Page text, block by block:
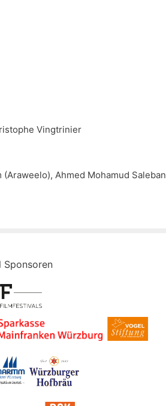
Vingtrinier
Ahmed Mohamud Saleban
Sponsoren